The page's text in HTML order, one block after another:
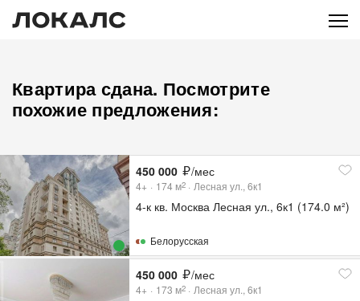
Квартира сдана. Посмотрите
похожие предложения:
450 000 /мес
4+ 174 м2 Лесная ул., 6к1
4-к кв. Москва Лесная ул., 6к1 (174.0 м²)
Белорусская
450 000 /мес
4+ 173 м2 Лесная ул., 6к1